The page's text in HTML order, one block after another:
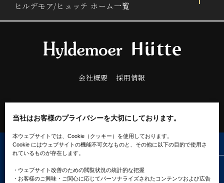
当社はお客様のプライバシーを大切にしております。
本ウェブサイトでは、Cookie（クッキー）を使用しております。
Cookie にはウェブサイトの機能不可欠なものと、その他に以下の目的で使用さ
れているものが存在します。
・ウェブサイト改善のための閲覧状況の統計的な把握
・お客様のご興味・ご関心に応じてパーソナライズされたコンテンツおよび広告
ヒルデモア/ヒュッテ ホーム一覧
会社概要 採用情報
プライバシーポリシー
ソーシャルメディアポリシー
クッキーポリシー